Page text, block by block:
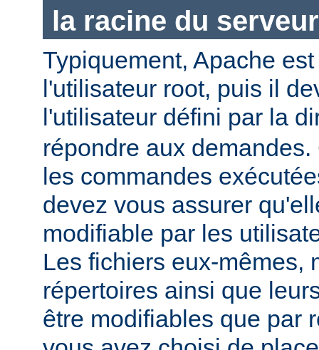
la racine du serveur
Typiquement, Apache
l'utilisateur root, puis il
l'utilisateur défini par la
répondre aux
les commandes
devez vous assurer
modifiable par les
Les fichiers eux-mêmes,
répertoires ainsi que
être modifiables que par